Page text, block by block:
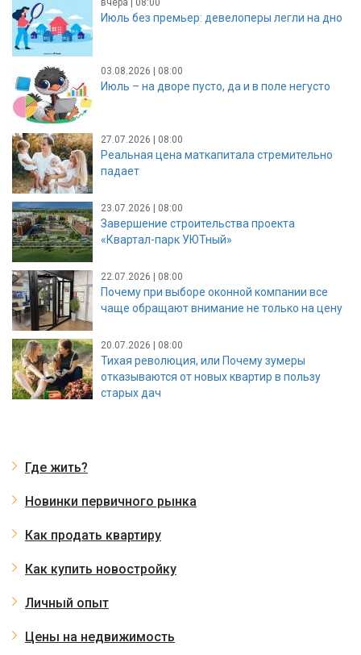
Июль без премьер: девелоперы легли на дно
03.08.2026 | 08:00
Июль – на дворе пусто, да и в поле негусто
27.07.2026 | 08:00
Реальная цена маткапитала стремительно
падает
23.07.2026 | 08:00
Завершение строительства проекта
«Квартал-парк УЮТный»
22.07.2026 | 08:00
Почему при выборе оконной компании все
чаще обращают внимание не только на цену
20.07.2026 | 08:00
Тихая революция, или Почему зумеры
отказываются от новых квартир в пользу
старых дач
Где жить?
Новинки первичного рынка
Как продать квартиру
Как купить новостройку
Личный опыт
Цены на недвижимость